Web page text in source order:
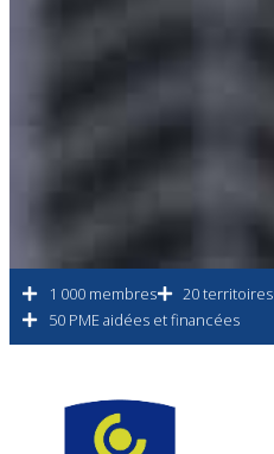
1 000 membres 20 territoires
50 PME aidées et financées